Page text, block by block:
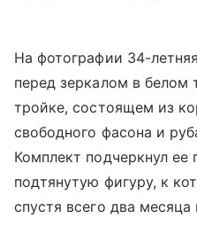
На фотографии 34-
перед зеркалом в
тройке, состоящем из
свободного фасона и
Комплект подчеркнул ее
подтянутую фигуру, к
спустя всего два